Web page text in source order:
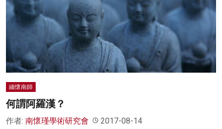
緬懷南師
何謂阿羅漢？
作者: 南懷瑾學術研究會 2017-08-14